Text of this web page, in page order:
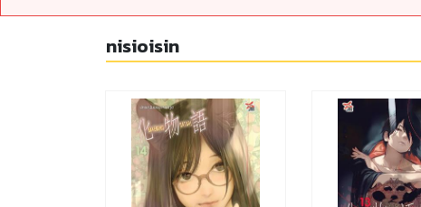
nisioisin